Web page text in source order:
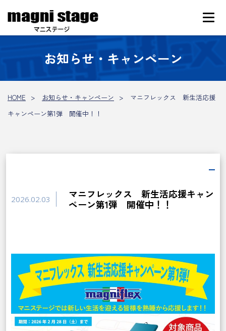
お知らせ・キャンペーン
HOME お知らせ・キャンペーン
マニフレックス 新生活応援
キャンペーン第1弾 開催中！！
2026.02.03
マニフレックス 新生活応援キャン
ペーン第1弾 開催中！！